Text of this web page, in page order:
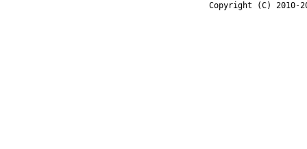
Copyright (C) 2010-